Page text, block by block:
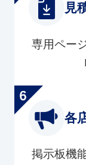
見
専用ペー
各
掲示板機